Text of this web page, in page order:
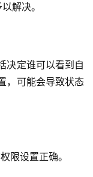
解决。
决定谁可以看到自
，可能会导致状态
限设置正确。